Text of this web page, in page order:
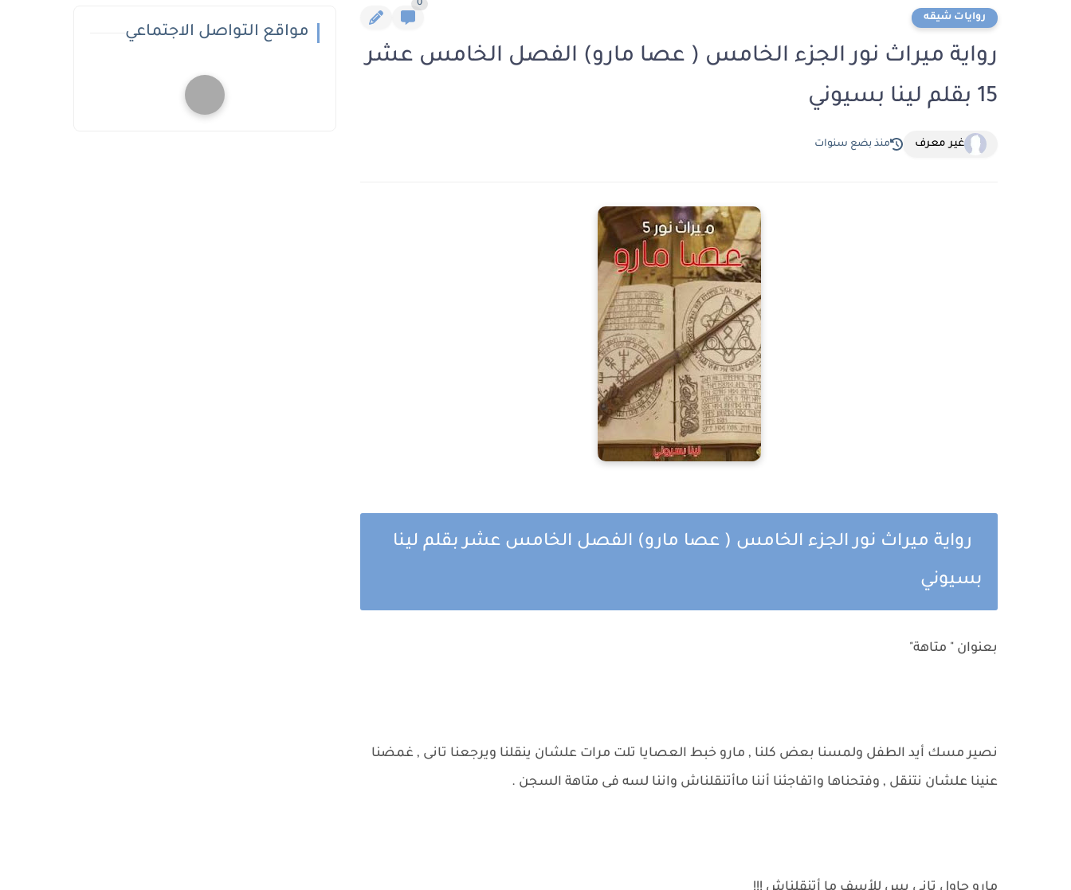
روايات شيقه
0
رواية ميراث نور الجزء الخامس ( عصا مارو) الفصل الخامس عشر
15 بقلم لينا بسيوني
غير معرف منذ بضع سنوات
رواية ميراث نور الجزء الخامس ( عصا مارو) الفصل الخامس عشر بقلم لينا
بسيوني
بعنوان " متاهة"
نصير مسك أيد الطفل ولمسنا بعض كلنا , مارو خبط العصايا تلت مرات علشان ينقلنا ويرجعنا تانى , غمضنا
عنينا علشان نتنقل , وفتحناها واتفاجئنا أننا ماأتنقلناش واننا لسه فى متاهة السجن .
مواقع التواصل الاجتماعي